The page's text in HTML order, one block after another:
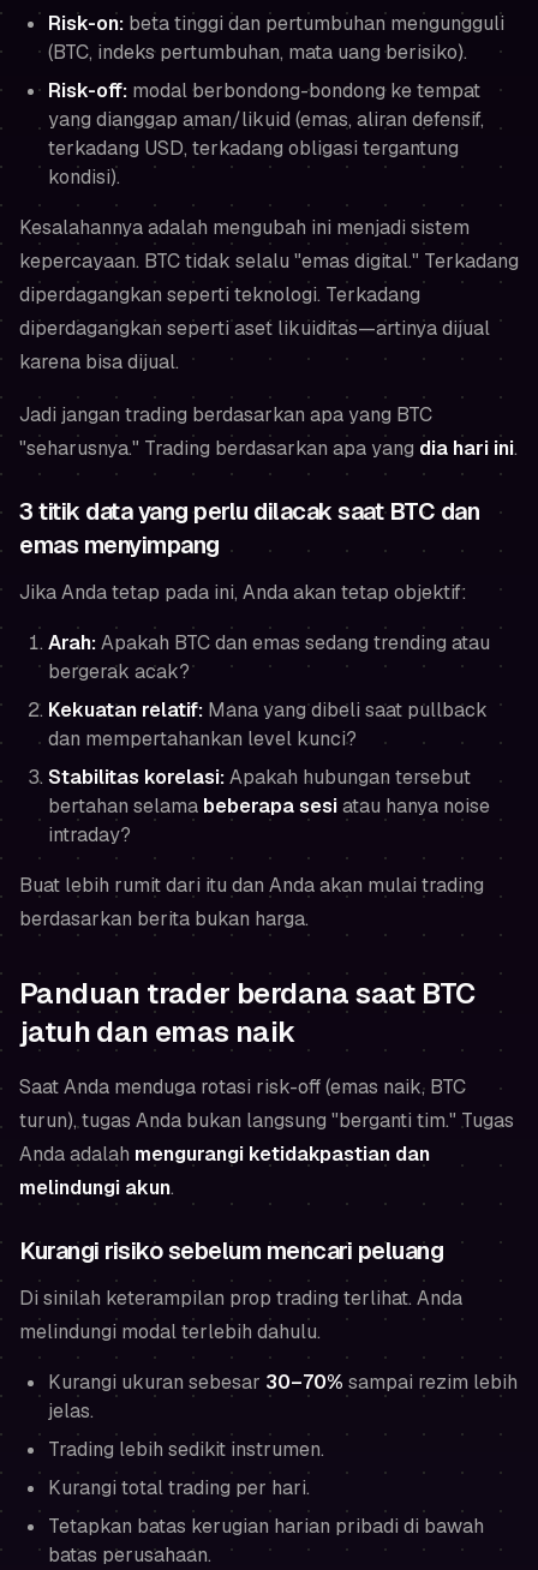
Risk-on: beta tinggi dan pertumbuhan mengungguli
(BTC, indeks pertumbuhan, mata uang berisiko).
Risk-off: modal berbondong-bondong ke tempat
yang dianggap aman/likuid (emas, aliran defensif,
terkadang USD, terkadang obligasi tergantung
kondisi).
Kesalahannya adalah mengubah ini menjadi sistem
kepercayaan. BTC tidak selalu "emas digital." Terkadang
diperdagangkan seperti teknologi. Terkadang
diperdagangkan seperti aset likuiditas—artinya dijual
karena bisadijual.
Jadi jangan trading berdasarkan apa yang BTC
"seharusnya." Trading berdasarkan apa yang dia hari ini.
3 titik data yang perlu dilacak saat BTC dan
emas menyimpang
Jika Anda tetap pada ini, Anda akan tetap objektif:
Arah:Apakah BTC dan emas sedang trending atau
bergerak acak?
Kekuatan relatif: Mana yang dibeli saat pullback
dan mempertahankan level kunci?
Stabilitas korelasi:Apakah hubungan tersebut
bertahan selama beberapa sesiatau hanya noise
intraday?
Buat lebih rumit dari itu dan Anda akan mulai trading
berdasarkan berita bukan harga.
Panduan trader berdana saat BTC
jatuh dan emas naik
Saat Anda menduga rotasi risk-off (emas naik, BTC
turun), tugas Anda bukan langsung "berganti tim." Tugas
Anda adalah mengurangi ketidakpastian dan
melindungi akun.
Kurangi risiko sebelum mencari peluang
Di sinilah keterampilan prop trading terlihat. Anda
melindungi modal terlebih dahulu.
Kurangi ukuran sebesar 30–70% sampai rezim lebih
jelas.
Trading lebih sedikit instrumen.
Kurangi total trading per hari.
Tetapkan batas kerugian harian pribadi di bawah
batas perusahaan.